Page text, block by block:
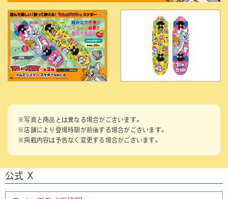
※写真と商品とは異なる場合がございます。
※店舗により登場時期が前後する場合がございます。
※掲載内容は予告なく変更する場合がございます。
公式 X